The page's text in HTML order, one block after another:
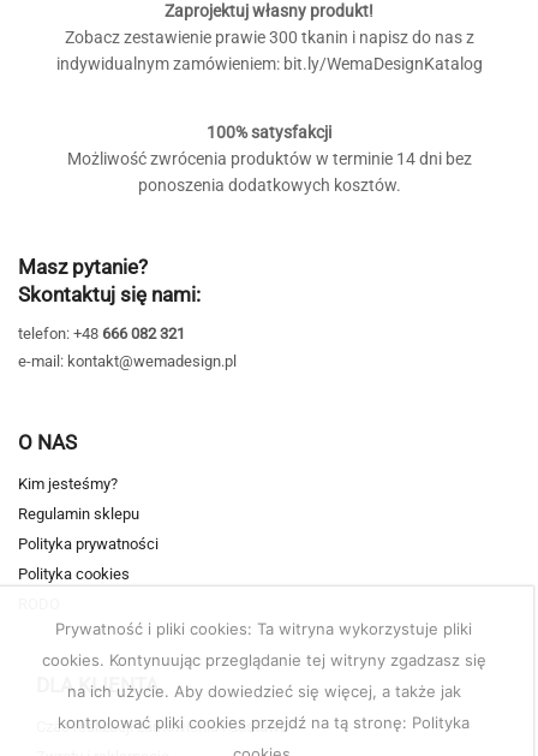
Prywatność i pliki cookies: Ta witryna wykorzystuje pliki
cookies. Kontynuując przeglądanie tej witryny zgadzasz się
na ich użycie. Aby dowiedzieć się więcej, a także jak
kontrolować pliki cookies przejdź na tą stronę: Polityka
Zaprojektuj własny produkt!
Zobacz zestawienie prawie 300 tkanin i napisz do nas z
indywidualnym zamówieniem: bit.ly/WemaDesignKatalog
100% satysfakcji
Możliwość zwrócenia produktów w terminie 14 dni bez
ponoszenia dodatkowych kosztów.
Masz pytanie?
Skontaktuj się nami:
telefon: +48 666 082 321
e-mail: kontakt@wemadesign.pl
O NAS
Kim jesteśmy?
Regulamin sklepu
Polityka prywatności
Polityka cookies
DLA KLIENTA
Czas realizacji zamówienia i dostawa